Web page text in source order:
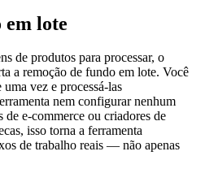
em lote
de produtos para processar, o
a remoção de fundo em lote. Você
vez e processá-las
nem configurar nenhum
de e-commerce ou criadores de
isso torna a ferramenta
de trabalho reais — não apenas